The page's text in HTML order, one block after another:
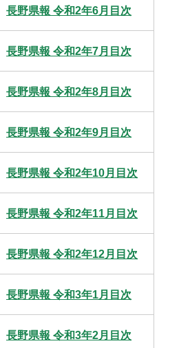
長野県報 令和2年6月目次
長野県報 令和2年7月目次
長野県報 令和2年8月目次
長野県報 令和2年9月目次
長野県報 令和2年10月目次
長野県報 令和2年11月目次
長野県報 令和2年12月目次
長野県報 令和3年1月目次
長野県報 令和3年2月目次